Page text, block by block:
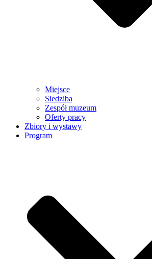
Miejsce
Siedziba
Zespół muzeum
Oferty pracy
Zbiory i wystawy
Program